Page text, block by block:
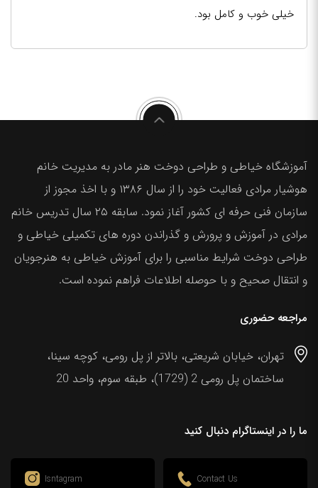
خیلی خوب و کامل بود.
آموزشگاه خیاطی و طراحی دوخت هنر مادر به مدیریت خانم
هوشیار مرادی فعالیت خود را از سال ۱۳۸۶ و با اخذ مجوز از
سازمان فنی حرفه ای کشور آغاز نمود. سابقه ۲۵ سال تدریس خانم
مرادی در آموزش و پرورش و گذراندن دوره های تکمیلی خیاطی و
طراحی دوخت شرایط مناسبی را برای آموزش خیاطی به هنرجویان
و انتقال صحیح و با حوصله اطلاعات فراهم نموده است.
مراجعه حضوری
تهران، خیابان شریعتی، بالاتر از پل رومی، کوچه سینا،
ساختمان پل رومی 2 (1729)، طبقه سوم، واحد 20
ما را در اینستاگرام دنبال کنید
Contact Us
Isntagram